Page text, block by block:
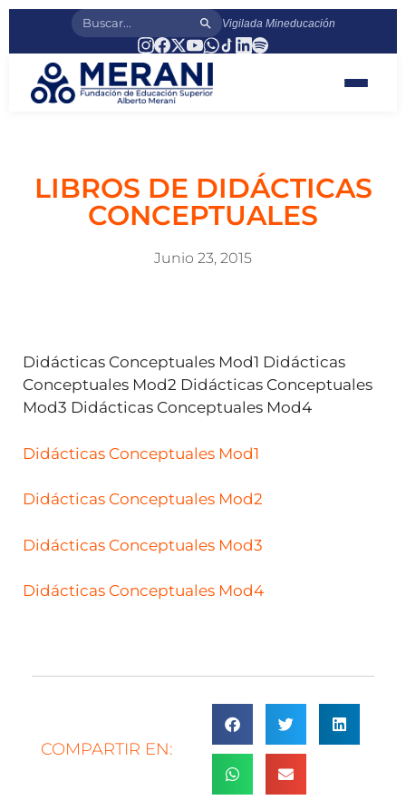
Vigilada Mineducación
LIBROS DE DIDÁCTICAS
CONCEPTUALES
Junio 23, 2015
Didácticas Conceptuales Mod1 Didácticas
Conceptuales Mod2 Didácticas Conceptuales
Mod3 Didácticas Conceptuales Mod4
Didácticas Conceptuales Mod1
Didácticas Conceptuales Mod2
Didácticas Conceptuales Mod3
Didácticas Conceptuales Mod4
COMPARTIR EN: